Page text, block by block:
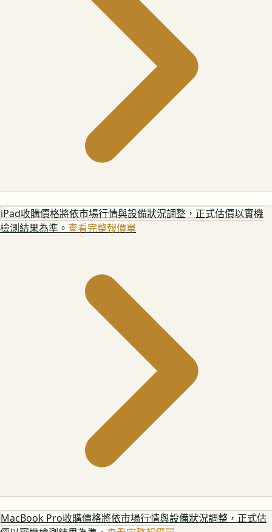
iPad收購價格將依市場行情與設備狀況調整，正式估價以實機
檢測結果為準。 查看完整報價單
MacBook Pro收購價格將依市場行情與設備狀況調整，正式估